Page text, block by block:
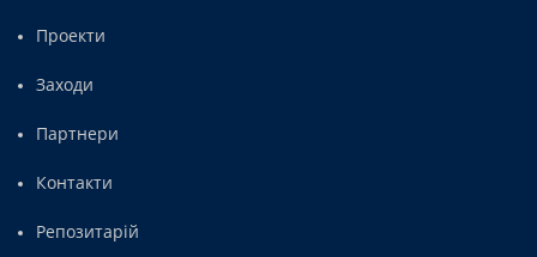
Проекти
Заходи
Партнери
Контакти
Репозитарій